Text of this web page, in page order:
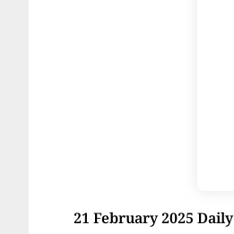
21 February 2025